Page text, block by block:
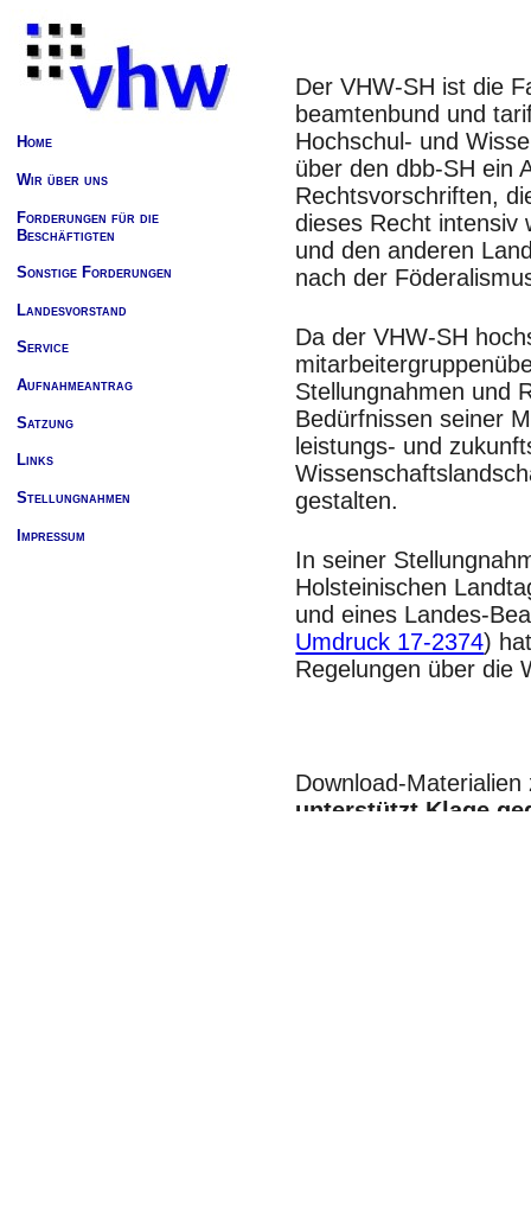
Home
Wir über uns
Forderungen für die
Beschäftigten
Sonstige Forderungen
Landesvorstand
Service
Aufnahmeantrag
Satzung
Links
Stellungnahmen
Impressum
Der VHW-SH ist die
beamtenbund und
Hochschul- und
über den dbb-SH ein
Rechtsvorschriften,
dieses Recht intensiv
und den anderen
nach der
Da der VHW-SH
Stellungnahmen und
Bedürfnissen seiner
leistungs- und
gestalten.
In seiner
Holsteinischen
und eines Landes-
Umdruck 17-2374)
Regelungen über die
Download-
unterstützt Klage